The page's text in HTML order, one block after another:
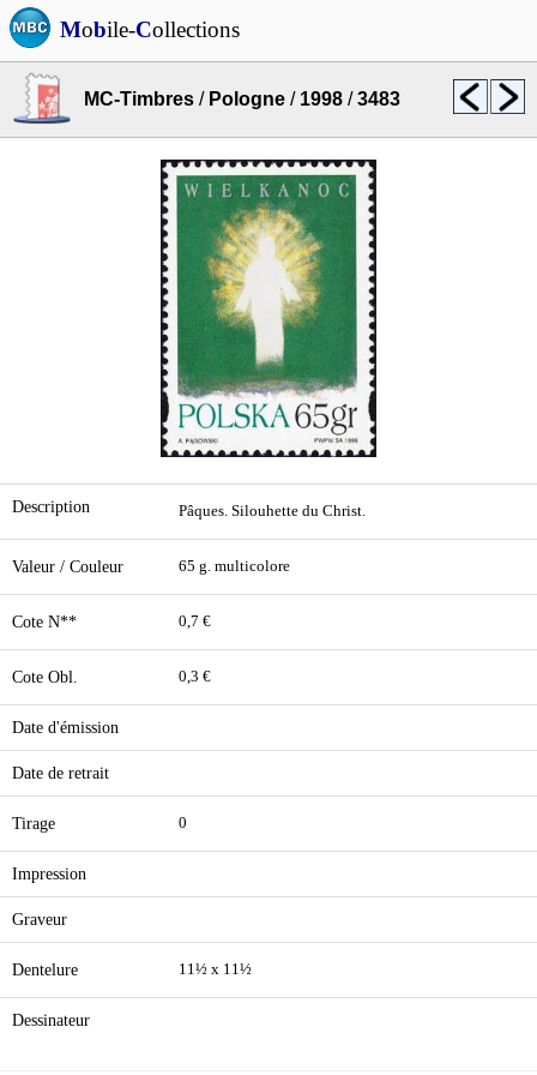
Mobile-Collections
MC-Timbres / Pologne / 1998 /3483
Description Pâques. Silouhette du Christ.
Valeur / Couleur 65 g. multicolore
Cote N** 0,7 €
Cote Obl. 0,3 €
Date d'émission
Date de retrait
Tirage 0
Impression
Graveur
Dentelure 11½ x 11½
Dessinateur